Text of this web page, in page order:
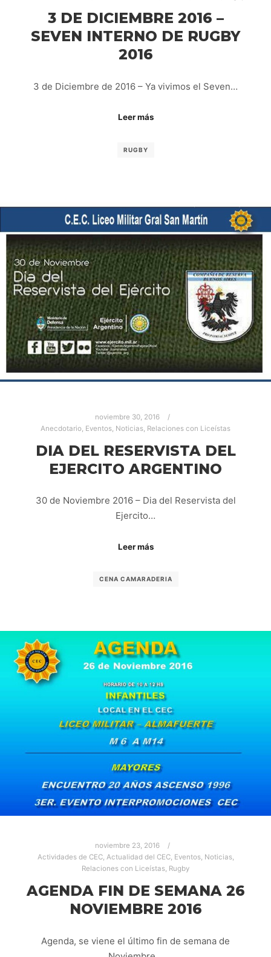
3 DE DICIEMBRE 2016 –
SEVEN INTERNO DE RUGBY
2016
3 de Diciembre de 2016 – Ya vivimos el Seven…
Leer más
RUGBY
noviembre 30, 2016
Anecdotario, Eventos, Noticias, Relaciones con Liceístas
DIA DEL RESERVISTA DEL
EJERCITO ARGENTINO
30 de Noviembre 2016 – Dia del Reservista del
Ejercito…
Leer más
CENA CAMARADERIA
noviembre 23, 2016
Actividades de CEC, Actualidad del CEC, Eventos, Noticias,
Relaciones con Liceístas, Rugby
AGENDA FIN DE SEMANA 26
NOVIEMBRE 2016
Agenda, se viene el último fin de semana de